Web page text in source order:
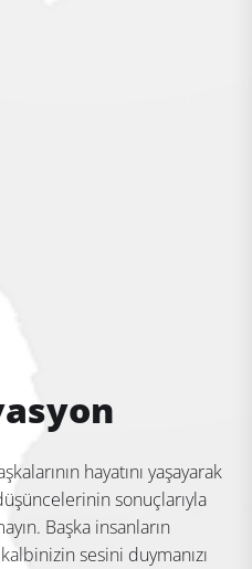
hayatını yaşayarak
sonuçlarıyla
Başka insanların
sesini duymanızı